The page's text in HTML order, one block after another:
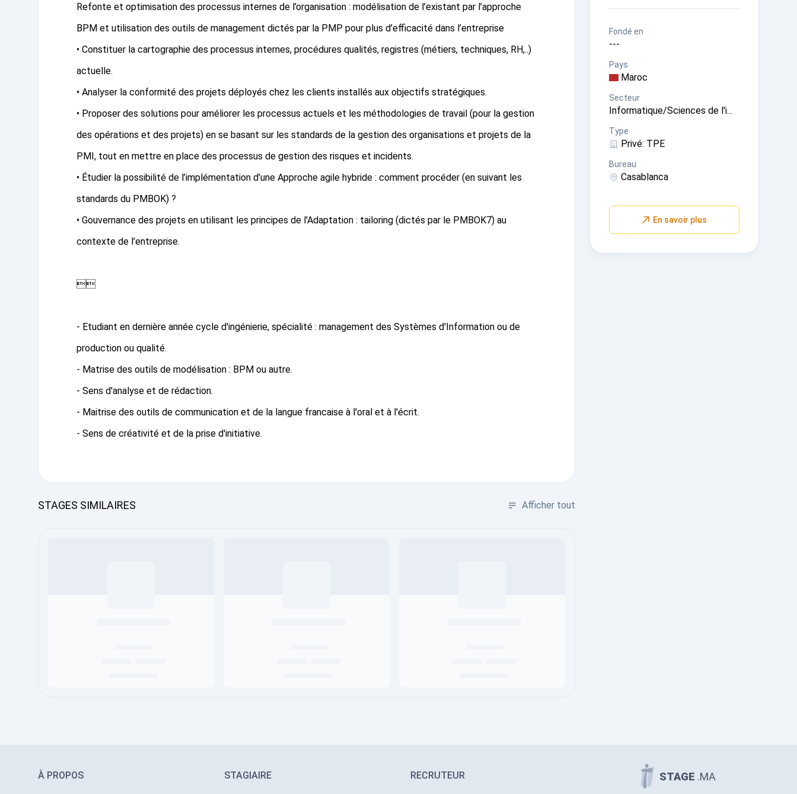
Refonte et optimisation des processus internes de l’organisation : modélisation de l’existant par l’approche
BPM et utilisation des outils de management dictés par la PMP pour plus d’efficacité dans l’entreprise
• Constituer la cartographie des processus internes, procédures qualités, registres (métiers, techniques, RH,..)
actuelle.
• Analyser la conformité des projets déployés chez les clients installés aux objectifs stratégiques.
• Proposer des solutions pour améliorer les processus actuels et les méthodologies de travail (pour la gestion
des opérations et des projets) en se basant sur les standards de la gestion des organisations et projets de la
PMI, tout en mettre en place des processus de gestion des risques et incidents.
• Étudier la possibilité de l’implémentation d’une Approche agile hybride : comment procéder (en suivant les
standards du PMBOK) ?
• Gouvernance des projets en utilisant les principes de l'Adaptation : tailoring (dictés par le PMBOK7) au
contexte de l’entreprise.

- Etudiant en dernière année cycle d'ingénierie, spécialité : management des Systèmes d'Information ou de
production ou qualité.
- Matrise des outils de modélisation : BPM ou autre.
- Sens d'analyse et de rédaction.
- Maitrise des outils de communication et de la langue francaise à l'oral et à l'écrit.
- Sens de créativité et de la prise d'initiative.
STAGES SIMILAIRES Afficher tout
Fondé en
---
Pays
Maroc
Secteur
Informatique/Sciences de l'i...
Type
Privé: TPE
Bureau
Casablanca
En savoir plus
À PROPOS STAGIAIRE RECRUTEUR STAGE .MA